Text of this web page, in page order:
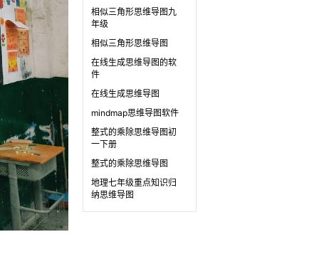
相似三角形思维导图九
年级
相似三角形思维导图
在线生成思维导图的软
件
在线生成思维导图
mindmap思维导图软件
整式的乘除思维导图初
一下册
整式的乘除思维导图
地理七年级重点知识归
纳思维导图